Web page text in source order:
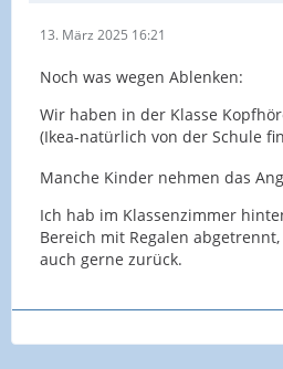
13. März 2025 16:21
Noch was wegen Ablenken:
Wir haben in der Klasse
(Ikea-natürlich von der Schule
Manche Kinder nehmen das
Ich hab im Klassenzimmer
Bereich mit Regalen
auch gerne zurück.